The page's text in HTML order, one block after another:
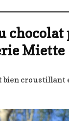
Miette
bien croustillant